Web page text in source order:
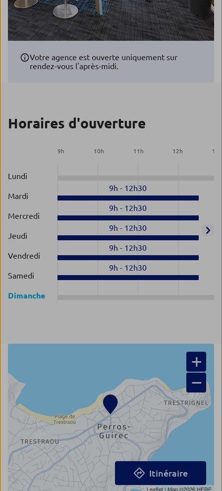
Votre agence est ouverte uniquement sur
rendez-vous l'après-midi.
Horaires d'ouverture
9h 10h 11 h 12h 13
Lundi
Mardi
9h - 12h30
Mercredi
9h - 12h30
Jeudi
9h - 12h30
Vendredi
9h - 12h30
Samedi
9h - 12h30
Dimanche
+
−
Leaflet | Map ©2026 HERE
Itinéraire